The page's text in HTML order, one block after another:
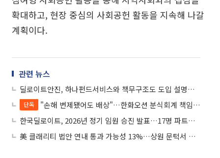
확대하고, 현장 중심의 사회공헌 활동을 지속해 나갈
계획이다.
관련 뉴스
딜로이트안진, 하나펀드서비스와 책무구조도 도입 설명회 개최
단독
"손해 변제됐어도 배상"…한화오션 분식회계 책임, 회사채까지 번졌다
한국딜로이트, 2026년 정기 임원 승진 발표…17명 파트너 승진
美 클래리티 법안 연내 통과 가능성 13%…상원 문턱서 제동